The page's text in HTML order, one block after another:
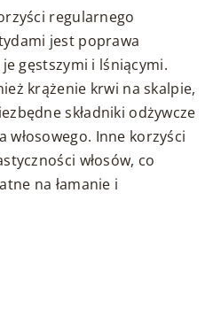
regularnego
jest poprawa
gęstszymi i lśniącymi.
krążenie krwi na skalpie,
składniki odżywcze
Inne korzyści
włosów, co
na łamanie i